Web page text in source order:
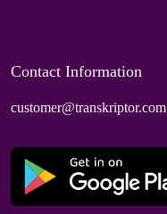
Contact Information
customer@transkriptor.com